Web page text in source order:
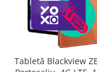
Tabletă Blackview